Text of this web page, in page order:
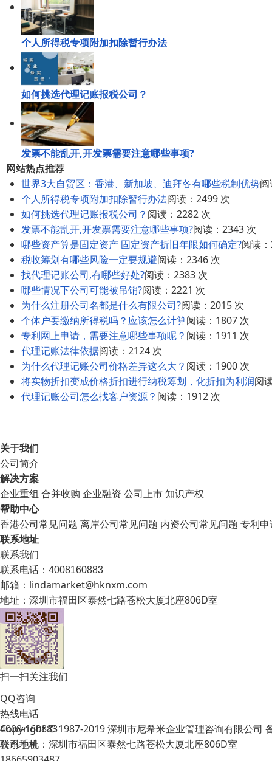
个人所得税专项附加扣除暂行办法
如何挑选代理记账报税公司？
发票不能乱开,开发票需要注意哪些事项?
网站热点推荐
世界3大自贸区：香港、新加坡、迪拜各有哪些税制优势
个人所得税专项附加扣除暂行办法阅读：2499 次
如何挑选代理记账报税公司？ 阅读：2282 次
发票不能乱开,开发票需要注意哪些事项?阅读：2343 次
哪些资产算是固定资产 固定资产折旧年限如何确定?阅读
税收筹划有哪些风险一定要规避阅读：2346 次
找代理记账公司,有哪些好处?阅读：2383 次
哪些情况下公司可能被吊销?阅读：2221 次
为什么注册公司名都是什么有限公司?阅读：2015 次
个体户要缴纳所得税吗？应该怎么计算阅读：1807 次
专利网上申请，需要注意哪些事项呢？ 阅读：1911 次
代理记账法律依据阅读：2124 次
为什么代理记账公司价格差异这么大？ 阅读：1900 次
将实物折扣变成价格折扣进行纳税筹划，化折扣为利润阅
代理记账公司怎么找客户资源？ 阅读：1912 次
关于我们
公司简介
解决方案
企业重组 合并收购 企业融资 公司上市知识产权
帮助中心
香港公司常见问题 离岸公司常见问题 内资公司常见问题 专利
联系地址
联系我们
联系电话：4008160883
邮箱：lindamarket@hknxm.com
地址： 深圳市福田区泰然七路苍松大厦北座806D室
扫一扫关注我们
Copyright © 1987-2019 深圳市尼希米企业管理咨询有限公司
公司地址：深圳市福田区泰然七路苍松大厦北座806D室
QQ咨询
热线电话
4008-160883
联系手机